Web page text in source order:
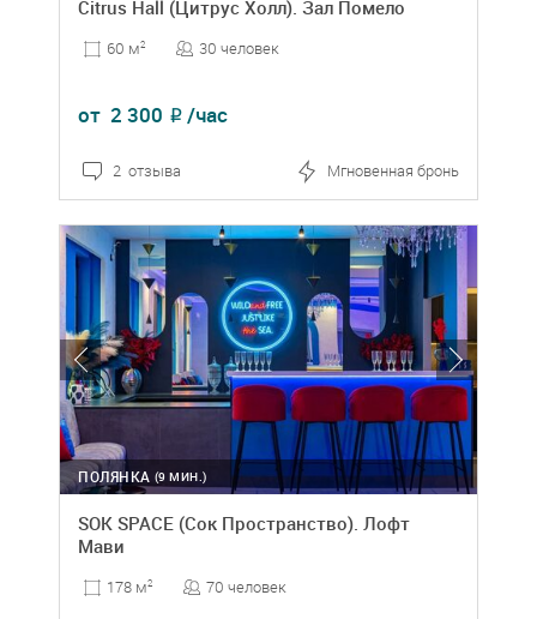
Citrus Hall (Цитрус Холл). Зал Помело
60 м2 30 человек
от 2 300 ₽ /час
2 отзыва Мгновенная бронь
(9 МИН.)
ПОЛЯНКА
SOK SPACE (Сок Пространство). Лофт
Мави
178 м2 70 человек